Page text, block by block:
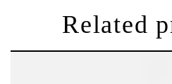
Related